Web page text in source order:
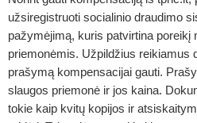
užsiregistruoti socialinio draudimo
pažymėjimą, kuris patvirtina poreikį
priemonėmis. Užpildžius reikiamus
prašymą kompensacijai gauti.
slaugos priemonė ir jos kaina.
tokie kaip kvitų kopijos ir